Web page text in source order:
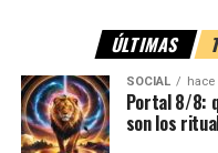
pertenencias de la
Ahora, con la acusación
la causa se encamina
desembocar en
un
ÚLTIMAS
SOCIAL hace
Portal 8/8:
son los